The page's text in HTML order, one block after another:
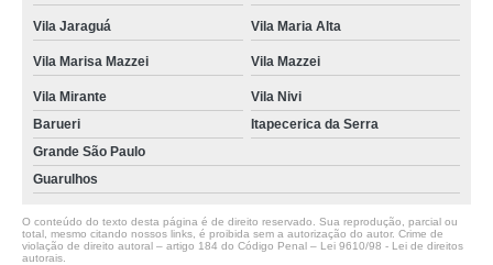
Vila Jaraguá Vila Maria Alta
Vila Marisa Mazzei Vila Mazzei
Vila Mirante
Vila Nivi
Barueri
Itapecerica da Serra
Grande São Paulo
Guarulhos
O conteúdo do texto desta página é de direito reservado. Sua reprodução, parcial ou
total, mesmo citando nossos links, é proibida sem a autorização do autor. Crime de
violação de direito autoral – artigo 184 do Código Penal – Lei 9610/98 - Lei de direitos
autorais